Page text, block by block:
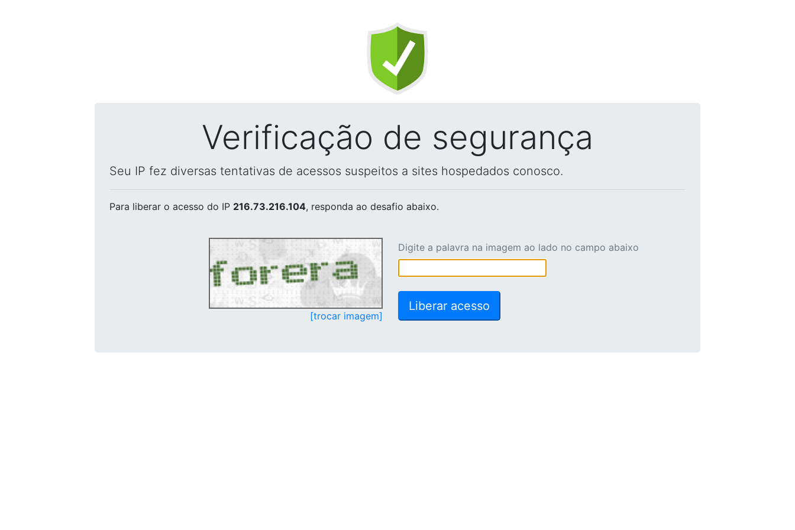
Verificação de segurança
Seu IP fez diversas tentativas de acessos suspeitos a sites hospedados conosco.
Para liberar o acesso do IP 216.73.216.104, responda ao desafio abaixo.
[trocar imagem]
Digite a palavra na imagem ao lado no campo abaixo